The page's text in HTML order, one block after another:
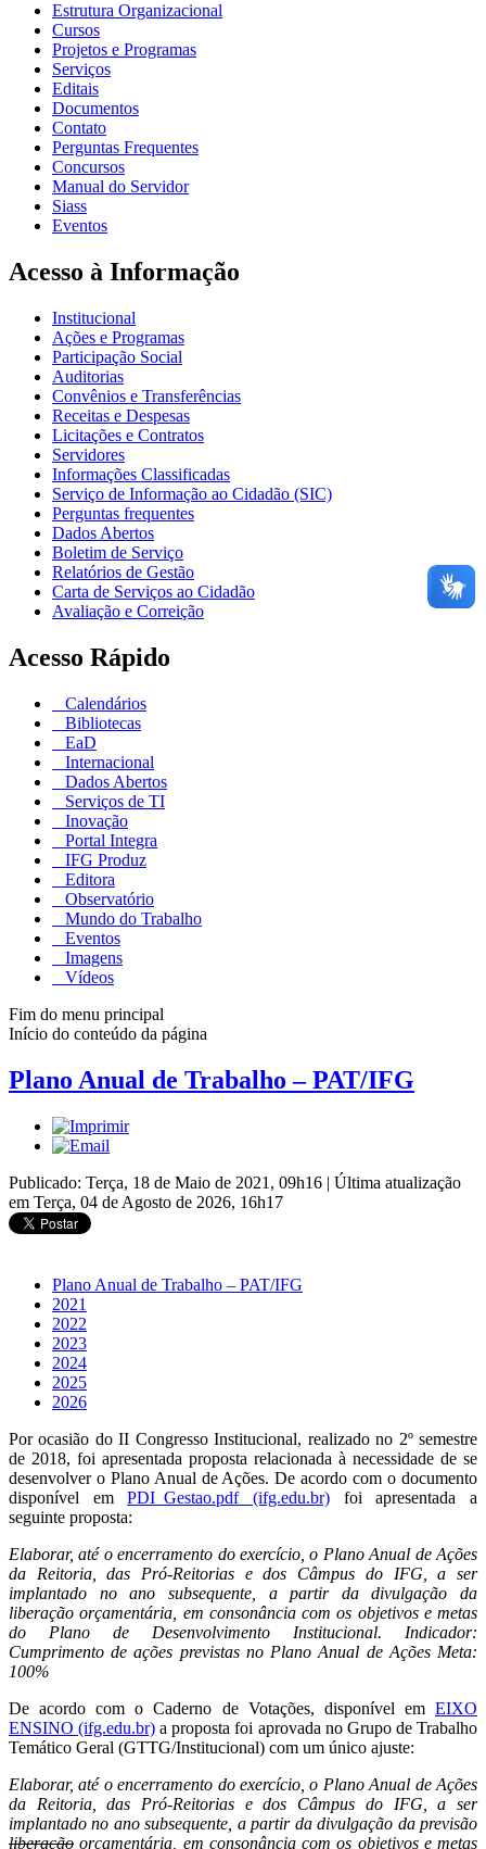
Estrutura Organizacional
Cursos
Projetos e Programas
Serviços
Editais
Documentos
Contato
Perguntas Frequentes
Concursos
Manual do Servidor
Siass
Eventos
Acesso à Informação
Institucional
Ações e Programas
Participação Social
Auditorias
Convênios e Transferências
Receitas e Despesas
Licitações e Contratos
Servidores
Informações Classificadas
Serviço de Informação ao Cidadão (SIC)
Perguntas frequentes
Dados Abertos
Boletim de Serviço
Relatórios de Gestão
Carta de Serviços ao Cidadão
Avaliação e Correição
Acesso Rápido
Calendários
Bibliotecas
EaD
Internacional
Dados Abertos
Serviços de TI
Inovação
Portal Integra
IFG Produz
Editora
Observatório
Mundo do Trabalho
Eventos
Imagens
Vídeos
Fim do menu principal
Início do conteúdo da página
Plano Anual de Trabalho – PAT/IFG
Publicado: Terça, 18 de Maio de 2021, 09h16 | Última atualização
em Terça, 04 de Agosto de 2026, 16h17
Plano Anual de Trabalho – PAT/IFG
2021
2022
2023
2024
2025
2026
Por ocasião do II Congresso Institucional, realizado no 2º semestre
de 2018, foi apresentada proposta relacionada à necessidade de se
desenvolver o Plano Anual de Ações. De acordo com o documento
disponível emPDI_Gestao.pdf (ifg.edu.br) foi apresentada a
seguinte proposta:
Elaborar, até o encerramento do exercício, o Plano Anual de Ações
da Reitoria, das Pró-Reitorias e dos Câmpus do IFG, a ser
implantado no ano subsequente, a partir da divulgação da
liberação orçamentária, em consonância com os objetivos e metas
do Plano de Desenvolvimento Institucional. Indicador:
Cumprimento de ações previstas no Plano Anual de Ações Meta:
100%
De acordo com o Caderno de Votações, disponível em EIXO
ENSINO (ifg.edu.br) a proposta foi aprovada no Grupo de Trabalho
Temático Geral (GTTG/Institucional) com um único ajuste:
Elaborar, até o encerramento do exercício, o Plano Anual de Ações
da Reitoria, das Pró-Reitorias e dos Câmpus do IFG, a ser
implantado no ano subsequente, a partir da divulgação da previsão
liberação orçamentária, em consonância com os objetivos e metas